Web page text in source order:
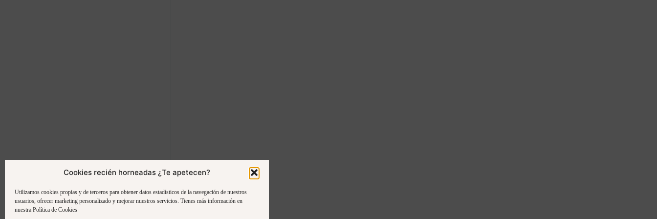
Cookies recién horneadas ¿Te apetecen?
Utilizamos cookies propias y de terceros para obtener datos estadísticos de la navegación de nuestros
usuarios, ofrecer marketing personalizado y mejorar nuestros servicios. Tienes más información en
nuestra Política de Cookies